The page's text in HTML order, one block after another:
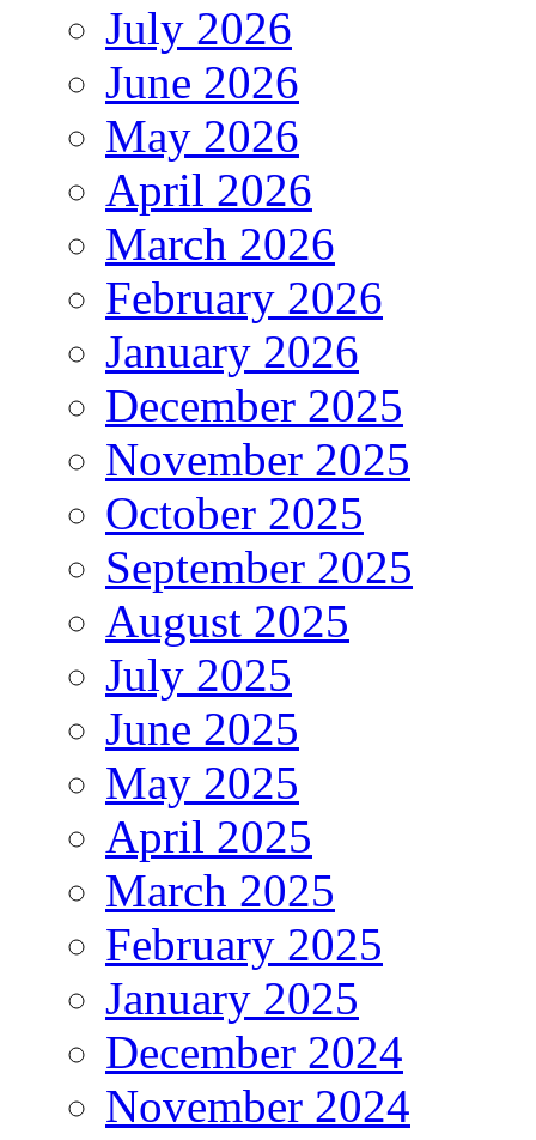
July 2026
June 2026
May 2026
April 2026
March 2026
February 2026
January 2026
December 2025
November 2025
October 2025
September 2025
August 2025
July 2025
June 2025
May 2025
April 2025
March 2025
February 2025
January 2025
December 2024
November 2024